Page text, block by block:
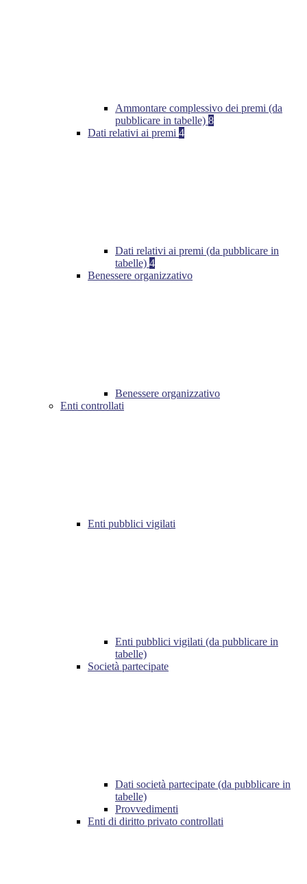
Ammontare complessivo dei premi (da
pubblicare in tabelle) 8
Dati relativi ai premi 4
Dati relativi ai premi (da pubblicare in
tabelle) 4
Benessere organizzativo
Benessere organizzativo
Enti controllati
Enti pubblici vigilati
Enti pubblici vigilati (da pubblicare in
tabelle)
Società partecipate
Dati società partecipate (da pubblicare in
tabelle)
Provvedimenti
Enti di diritto privato controllati